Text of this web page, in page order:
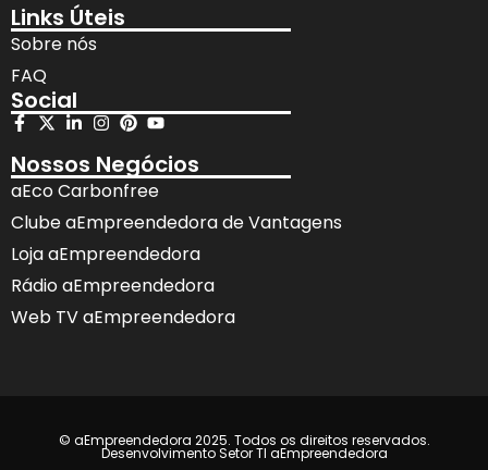
Links Úteis
Sobre nós
FAQ
Social
Nossos Negócios
aEco Carbonfree
Clube aEmpreendedora de Vantagens
Loja aEmpreendedora
Rádio aEmpreendedora
Web TV aEmpreendedora
© aEmpreendedora 2025. Todos os direitos reservados.
Desenvolvimento Setor TI aEmpreendedora